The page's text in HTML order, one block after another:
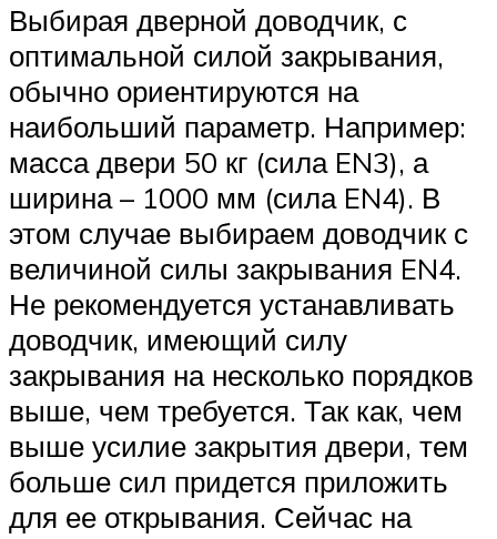
Выбирая дверной доводчик, с
оптимальной силой закрывания,
обычно ориентируются на
наибольший параметр. Например:
масса двери 50 кг (сила EN3), а
ширина – 1000 мм (сила EN4). В
этом случае выбираем доводчик с
величиной силы закрывания EN4.
Не рекомендуется устанавливать
доводчик, имеющий силу
закрывания на несколько порядков
выше, чем требуется. Так как, чем
выше усилие закрытия двери, тем
больше сил придется приложить
для ее открывания. Сейчас на